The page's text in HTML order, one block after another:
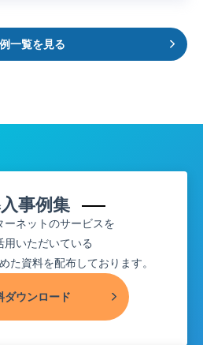
一覧を見る
事例集
ーネットのサービスを
用いただいている
た資料を配布しております。
ダウンロード